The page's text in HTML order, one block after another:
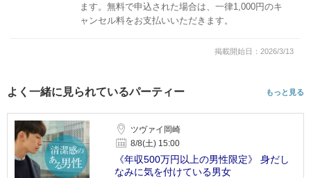
ます。無料で申込された場合は、一律1,000円のキ
ャンセル料をお支払いいただきます。
掲載開始日：2026/3/13
よく一緒に見られているパーティー もっと見る
ツヴァイ岡崎
8/8(土) 15:00
《年収500万円以上の男性限定》 身だし
なみに気を付けている男女